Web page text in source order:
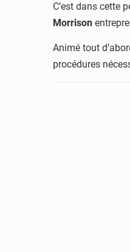
C’est dans cette
Morrison
Animé tout
procédures